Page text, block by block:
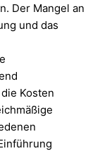
Der Mangel an
und das
Kosten